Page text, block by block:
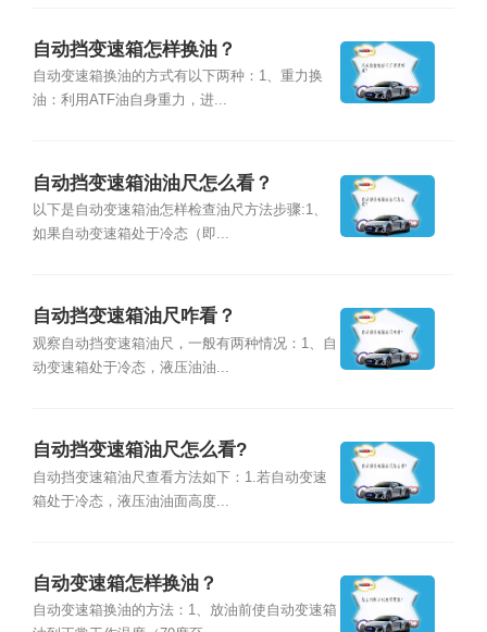
自动挡变速箱怎样换油？
自动变速箱换油的方式有以下两种：1、重力换
油：利用ATF油自身重力，进...
自动挡变速箱油油尺怎么看？
以下是自动变速箱油怎样检查油尺方法步骤:1、
如果自动变速箱处于冷态（即...
自动挡变速箱油尺咋看？
观察自动挡变速箱油尺，一般有两种情况：1、自
动变速箱处于冷态，液压油油...
自动挡变速箱油尺怎么看?
自动挡变速箱油尺查看方法如下：1.若自动变速
箱处于冷态，液压油油面高度...
自动变速箱怎样换油？
自动变速箱换油的方法：1、放油前使自动变速箱